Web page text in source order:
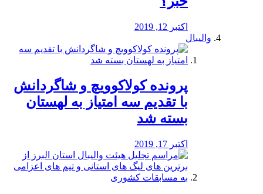
اکتبر 12, 2019
والیبال
پرونده کولاکوویچ و شاگردانش
با تقدیم سه امتیاز به لهستان
بسته شد
اکتبر 17, 2019